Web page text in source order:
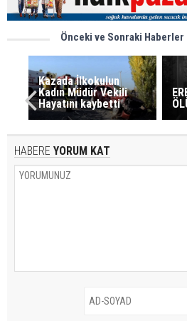
Önceki ve Sonraki Haberler
Kazada İlkokulun
Kadın Müdür Vekili
Hayatını kaybetti
HABERE YORUM KAT